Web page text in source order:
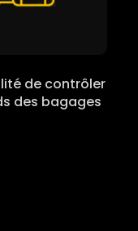
de contrôler
des bagages